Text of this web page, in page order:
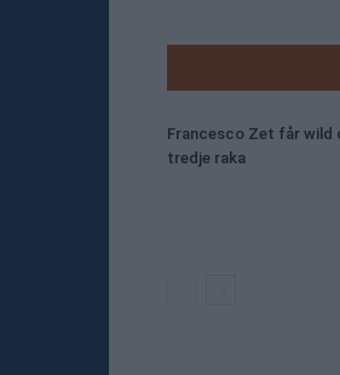
Francesco Zet får wild
tredje raka